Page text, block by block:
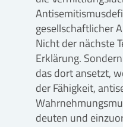
gesellschaftlicher
Nicht der nächste
Erklärung.
das dort ansetzt,
der Fähigkeit,
deuten und